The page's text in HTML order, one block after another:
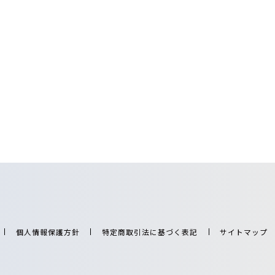
個人情報保護方針 特定商取引法に基づく表記 サイトマップ